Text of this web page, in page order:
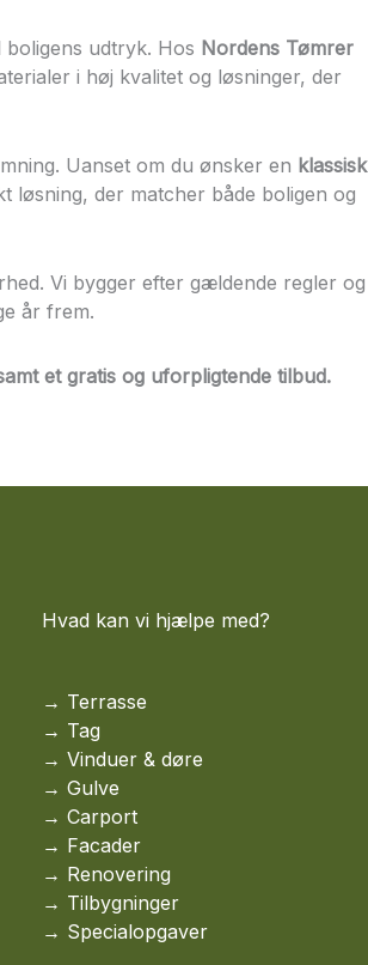
udtryk. Hos Nordens Tømrer
i høj kvalitet og løsninger, der
Uanset om du ønsker en klassisk
løsning, der matcher både boligen og
Vi bygger efter gældende regler og
år frem.
et gratis og uforpligtende tilbud.
Hvad kan vi hjælpe med?
→ Terrasse
→ Tag
→ Vinduer & døre
→Gulve
→Carport
→ Facader
→ Renovering
→ Tilbygninger
→ Specialopgaver